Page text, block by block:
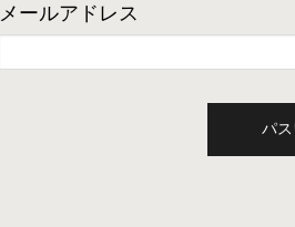
メールアドレス